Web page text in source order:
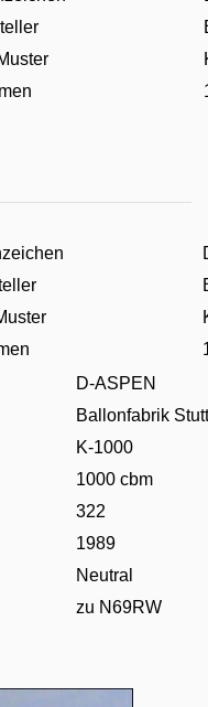
D-ASPEN
Ballonfabrik
K-1000
1000 cbm
322
1989
Neutral
zu N69RW